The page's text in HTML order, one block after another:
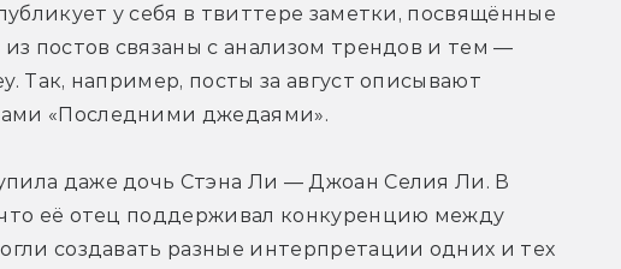
у себя в твиттере заметки, посвящённые
постов связаны с анализом трендов и тем —
Так, например, посты за август описывают
«Последними джедаями».
даже дочь Стэна Ли — Джоан Селия Ли. В
её отец поддерживал конкуренцию между
создавать разные интерпретации одних и тех